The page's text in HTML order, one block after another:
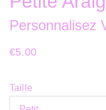
Personnalisez
€5.00
Taille